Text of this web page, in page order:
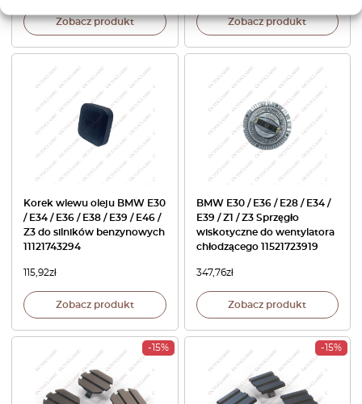
Zobacz produkt Zobacz produkt
Korek wlewu oleju BMW E30
/ E34 / E36 / E38 / E39 / E46 /
Z3 do silników benzynowych
11121743294
115,92zł
Zobacz produkt
BMW E30 / E36 / E28 / E34 /
E39 / Z1 / Z3 Sprzęgło
wiskotyczne do wentylatora
chłodzącego 11521723919
347,76zł
Zobacz produkt
-15% -15%